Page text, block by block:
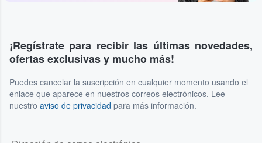
¡Regístrate para recibir las últimas novedades,
ofertas exclusivas y mucho más!
Puedes cancelar la suscripción en cualquier momento usando el
enlace que aparece en nuestros correos electrónicos. Lee
nuestro aviso de privacidad para más información.